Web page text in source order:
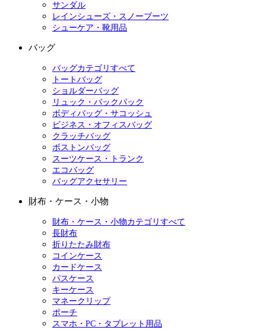
サンダル
レインシューズ・スノーブーツ
シューケア・靴用品
バッグ
バッグカテゴリすべて
トートバッグ
ショルダーバッグ
リュック・バックパック
ボディバッグ・サコッシュ
ビジネス・オフィスバッグ
クラッチバッグ
ボストンバッグ
スーツケース・トランク
エコバッグ
バッグアクセサリー
財布・ケース・小物
財布・ケース・小物カテゴリすべて
長財布
折りたたみ財布
コインケース
カードケース
パスケース
キーケース
マネークリップ
ポーチ
スマホ・PC・タブレット用品